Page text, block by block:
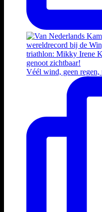
Véél wind, geen regen,